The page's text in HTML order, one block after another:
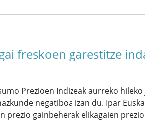
freskoen garestitze
Prezioen Indizeak aurreko
negatiboa izan du. Ipar
prezio gainbeherak elikagaien